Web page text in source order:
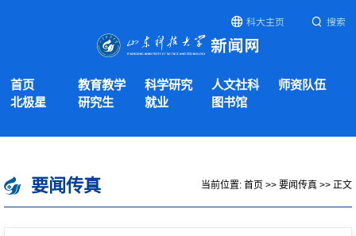
科大主页 搜索
首页 教育教学 科学研究 人文社科
师资队伍
北极星
研究生 就业 图书馆
要闻传真 当前位置: 首页 >> 要闻传真 >> 正文